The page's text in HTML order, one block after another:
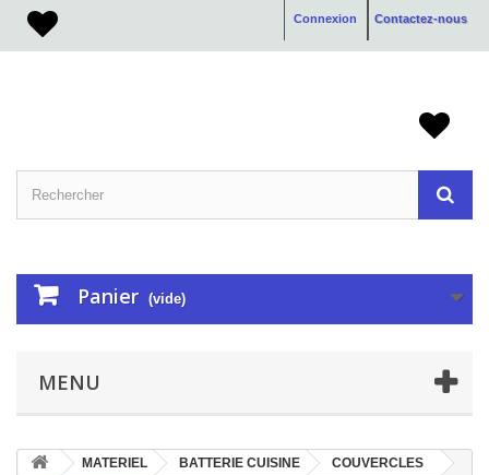
Contactez-nous
Connexion
Panier (vide)
MENU
MATERIEL BATTERIE CUISINE
COUVERCLES